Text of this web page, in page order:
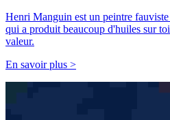
Henri Manguin est un peintre
qui a produit beaucoup d'huiles sur
valeur.
En savoir plus >